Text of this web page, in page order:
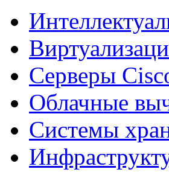
Cерверы
Облачные
Системы